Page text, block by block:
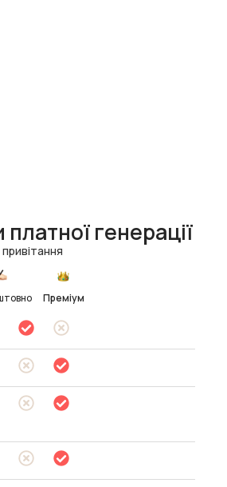
генерації
Преміум